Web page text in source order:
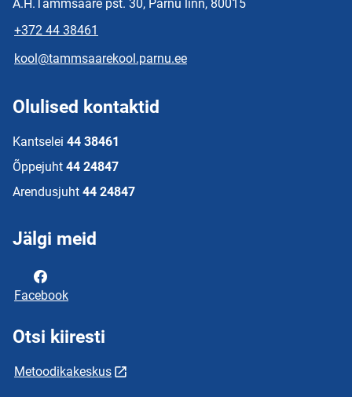
A.H.Tammsaare pst. 30, Pärnu linn, 80015
+372 44 38461
kool@tammsaarekool.parnu.ee
Olulised kontaktid
Kantselei 44 38461
Õppejuht 44 24847
Arendusjuht 44 24847
Jälgi meid
Facebook
Otsi kiiresti
Metoodikakeskus